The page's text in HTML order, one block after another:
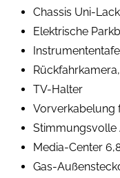
Chassis Uni-
Elektrische
TV-Halter
Vorverkabelung
Stimmungsvolle
Media-Center
Gas-